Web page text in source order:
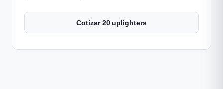
Cotizar 20 uplighters